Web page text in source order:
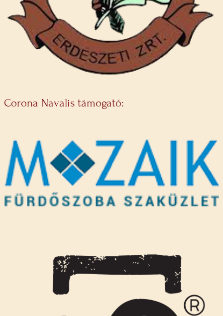
Corona Navalis támogató: